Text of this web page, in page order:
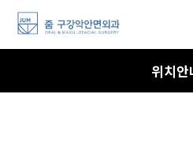
위치안